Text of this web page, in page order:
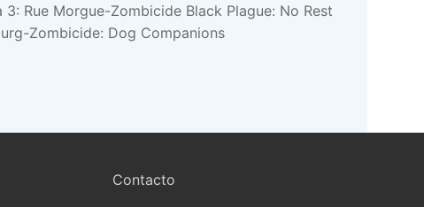
Rue Morgue-Zombicide Black Plague: No Rest
Zombicide: Dog Companions
Contacto